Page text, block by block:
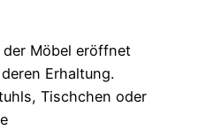
Möbel eröffnet
Erhaltung.
Tischchen oder